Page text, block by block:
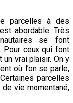
parcelles à des
abordable. Très
se font
Pour ceux qui font
un vrai plaisir. On y
où l’on se parle,
parcelles
de vie momentané,